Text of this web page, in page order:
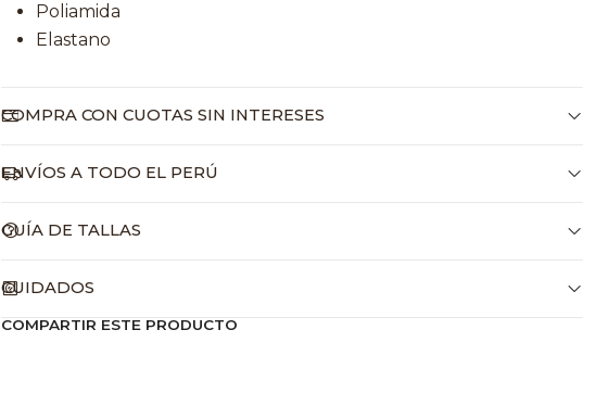
Poliamida
Elastano
COMPRA CON CUOTAS SIN INTERESES
ENVÍOS A TODO EL PERÚ
GUÍA DE TALLAS
CUIDADOS
COMPARTIR ESTE PRODUCTO